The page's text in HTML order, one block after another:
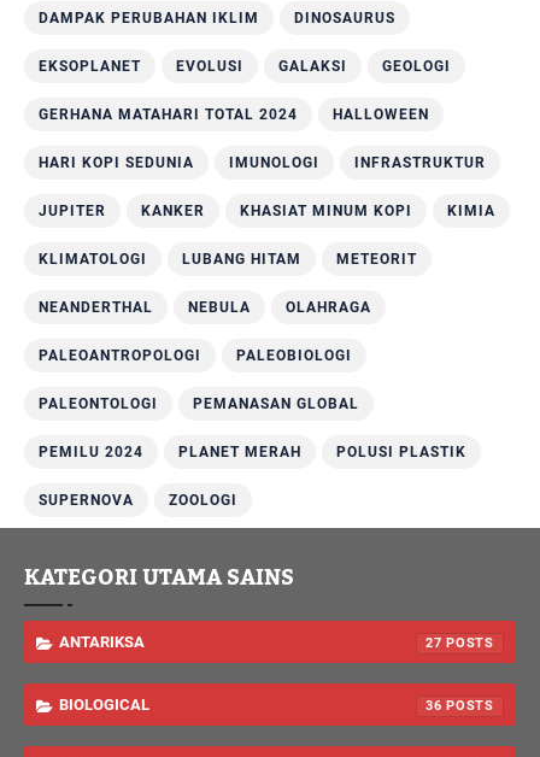
DAMPAK PERUBAHAN IKLIM DINOSAURUS
EKSOPLANET EVOLUSI GALAKSI GEOLOGI
GERHANA MATAHARI TOTAL 2024 HALLOWEEN
HARI KOPI SEDUNIA IMUNOLOGI INFRASTRUKTUR
JUPITER KANKER KHASIAT MINUM KOPI KIMIA
KLIMATOLOGI LUBANG HITAM METEORIT
NEANDERTHAL NEBULA OLAHRAGA
PALEOANTROPOLOGI PALEOBIOLOGI
PALEONTOLOGI PEMANASAN GLOBAL
PEMILU 2024 PLANET MERAH POLUSI PLASTIK
SUPERNOVA ZOOLOGI
KATEGORI UTAMA SAINS
ANTARIKSA 27
BIOLOGICAL 36